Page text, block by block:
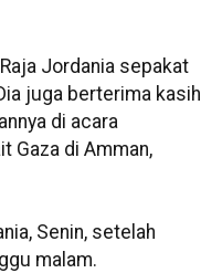
Jordania sepakat
juga berterima kasih
di acara
Gaza di Amman,
Senin, setelah
malam.